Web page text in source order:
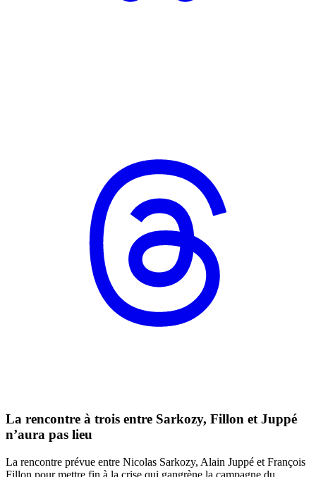
La rencontre à trois entre Sarkozy, Fillon et Juppé
n’aura pas lieu
La rencontre prévue entre Nicolas Sarkozy, Alain Juppé et François
Fillon pour mettre fin à la crise qui gangrène la campagne du...